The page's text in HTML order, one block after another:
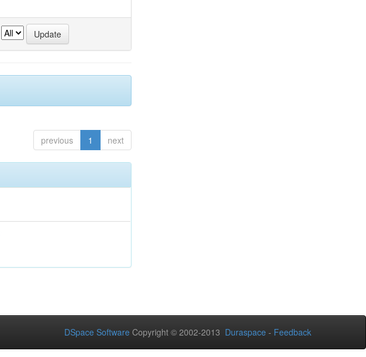
previous 1 next
DSpace Software Copyright © 2002-2013 Duraspace - Feedback